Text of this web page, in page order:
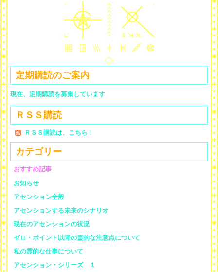
定期購読のご案内
現在、定期購読を募集しています
ＲＳＳ購読
ＲＳＳ購読は、こちら！
カテゴリー
おすすめ記事
お知らせ
アセンション全般
アセンションする未来のシナリオ
現在のアセンションの状況
ゼロ・ポイント以降の霊的な注意点について
私の霊的な仕事について
アセンション・シリーズ １